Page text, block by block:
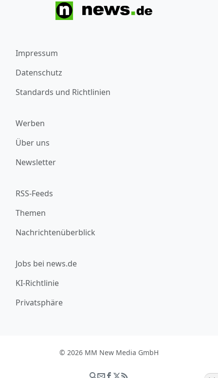
Impressum
Datenschutz
Standards und Richtlinien
Werben
Über uns
Newsletter
RSS-Feeds
Themen
Nachrichtenüberblick
Jobs bei news.de
KI-Richtlinie
Privatsphäre
© 2026 MM New Media GmbH